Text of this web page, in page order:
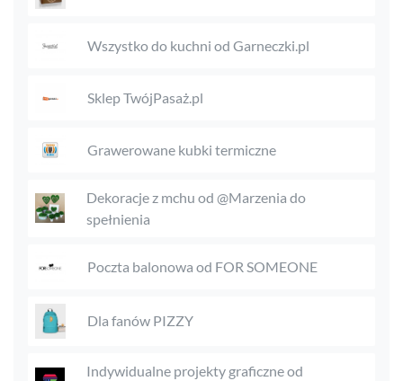
Wszystko do kuchni od Garneczki.pl
Sklep TwójPasaż.pl
Grawerowane kubki termiczne
Dekoracje z mchu od @Marzenia do
spełnienia
Poczta balonowa od FOR SOMEONE
Dla fanów PIZZY
Indywidualne projekty graficzne od